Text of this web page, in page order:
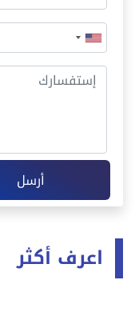
أرسل
اعرف أكثر